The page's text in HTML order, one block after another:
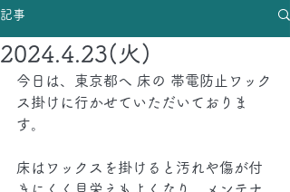
記事
2024.4.23(火)
今日は、東京都へ 床の 帯電防止ワック
ス掛けに行かせていただいておりま
す。
床はワックスを掛けると汚れや傷が付